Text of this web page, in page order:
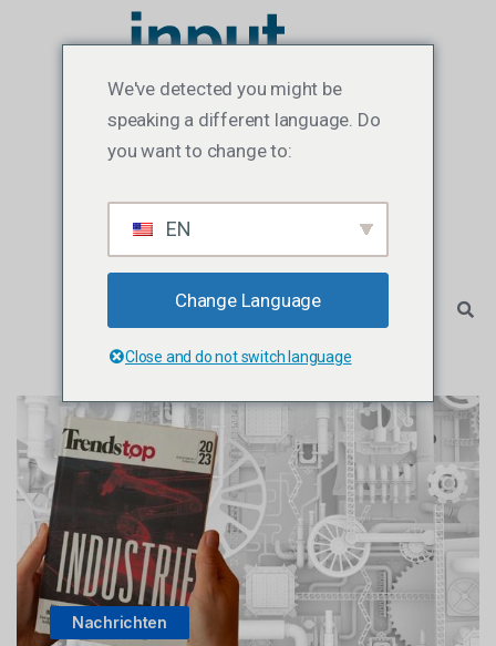
Nachrichten
We've detected you might be
speaking a different language. Do
you want to change to:
EN
Change Language
Close and do not switch language